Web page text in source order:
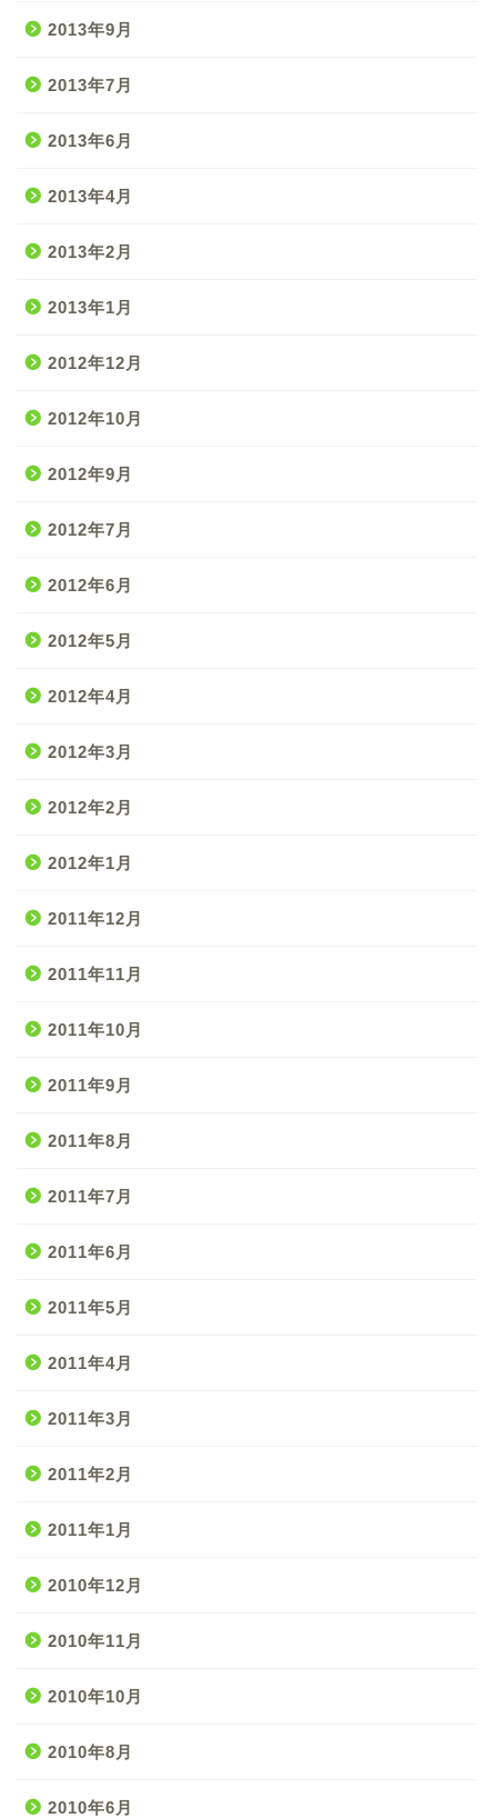
2013年9月
2013年7月
2013年6月
2013年4月
2013年2月
2013年1月
2012年12月
2012年10月
2012年9月
2012年7月
2012年6月
2012年5月
2012年4月
2012年3月
2012年2月
2012年1月
2011年12月
2011年11月
2011年10月
2011年9月
2011年8月
2011年7月
2011年6月
2011年5月
2011年4月
2011年3月
2011年2月
2011年1月
2010年12月
2010年11月
2010年10月
2010年8月
2010年6月